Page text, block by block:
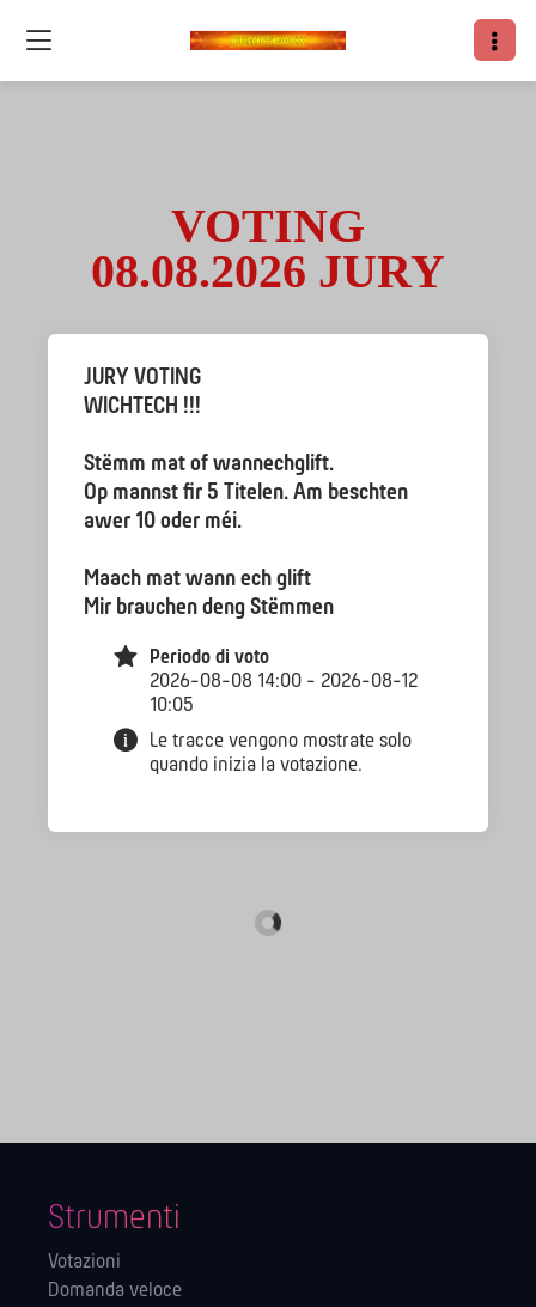
VOTING
08.08.2026 JURY
JURY VOTING
WICHTECH !!!
Stëmm mat of wannechglift.
Op mannst fir 5 Titelen. Am beschten
awer 10 oder méi.
Maach mat wann ech glift
Mir brauchen deng Stëmmen
Periodo di voto
2026-08-08 14:00 - 2026-08-12
10:05
Le tracce vengono mostrate solo
quando inizia la votazione.
Strumenti
Votazioni
Domanda veloce